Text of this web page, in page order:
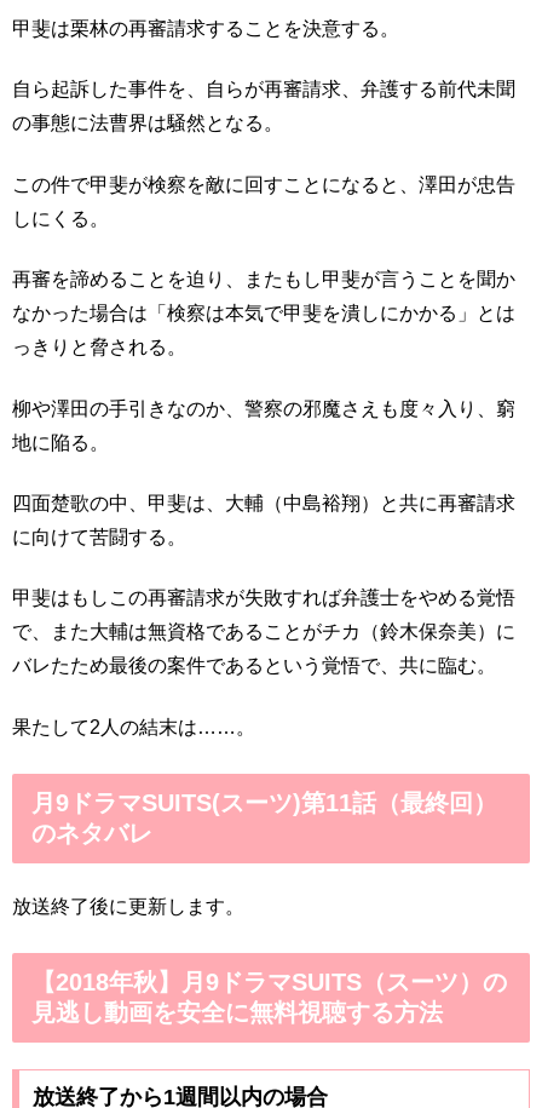
甲斐は栗林の再審請求することを決意する。
自ら起訴した事件を、自らが再審請求、弁護する前代未聞
の事態に法曹界は騒然となる。
この件で甲斐が検察を敵に回すことになると、澤田が忠告
しにくる。
再審を諦めることを迫り、またもし甲斐が言うことを聞か
なかった場合は「検察は本気で甲斐を潰しにかかる」とは
っきりと脅される。
柳や澤田の手引きなのか、警察の邪魔さえも度々入り、窮
地に陥る。
四面楚歌の中、甲斐は、大輔（中島裕翔）と共に再審請求
に向けて苦闘する。
甲斐はもしこの再審請求が失敗すれば弁護士をやめる覚悟
で、また大輔は無資格であることがチカ（鈴木保奈美）に
バレたため最後の案件であるという覚悟で、共に臨む。
果たして2人の結末は……。
月9ドラマSUITS(スーツ)第11話（最終回）
のネタバレ
放送終了後に更新します。
【2018年秋】月9ドラマSUITS（スーツ）の
見逃し動画を安全に無料視聴する方法
放送終了から1週間以内の場合